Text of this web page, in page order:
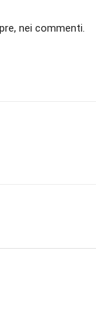
nei commenti.